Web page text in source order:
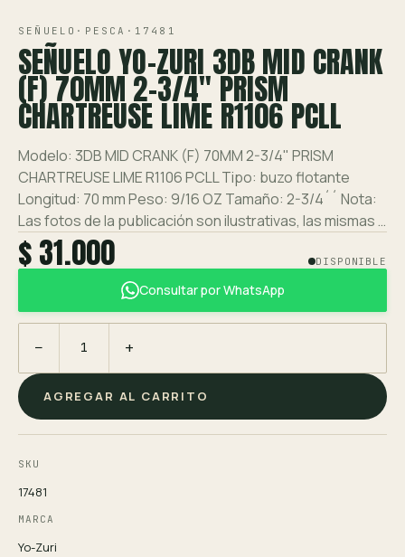
SEÑUELO · PESCA · 17481
SEÑUELO YO-ZURI 3DB MID CRANK
(F) 70MM 2-3/4" PRISM
CHARTREUSE LIME R1106 PCLL
Modelo: 3DB MID CRANK (F) 70MM 2-3/4" PRISM
CHARTREUSE LIME R1106 PCLL Tipo: buzo flotante
Longitud: 70 mm Peso: 9/16 OZ Tamaño: 2-3/4´´ Nota:
Las fotos de la publicación son ilustrativas, las mismas …
$ 31.000 DISPONIBLE
Consultar por WhatsApp
− +
AGREGAR AL CARRITO
SKU
17481
MARCA
Yo-Zuri